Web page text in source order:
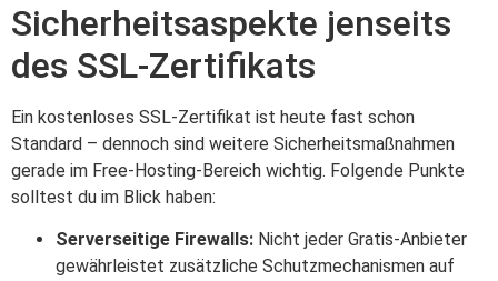
Sicherheitsaspekte jenseits
des SSL-Zertifikats
Ein kostenloses SSL-Zertifikat ist heute fast schon
Standard – dennoch sind weitere Sicherheitsmaßnahmen
gerade im Free-Hosting-Bereich wichtig. Folgende Punkte
solltest du im Blick haben:
Serverseitige Firewalls: Nicht jeder Gratis-Anbieter
gewährleistet zusätzliche Schutzmechanismen auf